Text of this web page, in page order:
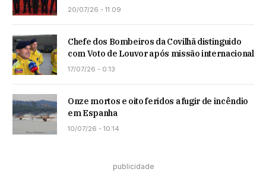
20/07/26 - 11:09
Chefe dos Bombeiros da Covilhã distinguido
com Voto de Louvor após missão internacional
17/07/26 - 0:13
Onze mortos e oito feridos a fugir de incêndio
em Espanha
10/07/26 - 10:14
publicidade